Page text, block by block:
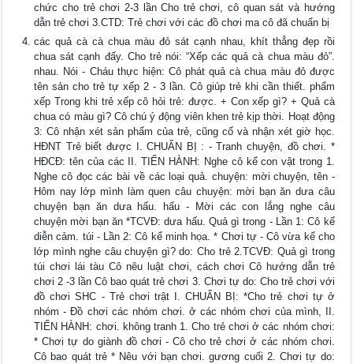
chức cho trẻ chơi 2-3 lần Cho trẻ chơi, cô quan sát và hướng
dẫn trẻ chơi 3.CTD: Trẻ chơi với các đồ chơi ma cô đã chuẩn bị
các quả cà cà chua màu đỏ sát cạnh nhau, khít thẳng đẹp rồi
chua sát cạnh đấy. Cho trẻ nói: “Xếp các quả cà chua màu đỏ”.
nhau. Nói - Cháu thực hiện: Cô phát quả cà chua màu đỏ được
tên sản cho trẻ tự xếp 2 - 3 lần. Cô giúp trẻ khi cần thiết. phẩm
xếp Trong khi trẻ xếp cô hỏi trẻ: được. + Con xếp gì? + Quả cà
chua có màu gì? Cô chú ý động viên khen trẻ kịp thời. Hoạt động
3: Cô nhận xét sản phẩm của trẻ, cũng cố và nhận xét giờ học.
HĐNT Trẻ biết được I. CHUẨN BỊ : - Tranh chuyện, đồ chơi. *
HĐCĐ: tên của các II. TIẾN HÀNH: Nghe cô kể con vật trong 1.
Nghe cô đọc các bài về các loại quả. chuyện: mời chuyện, tên -
Hôm nay lớp mình làm quen câu chuyện: mời bạn ăn dưa câu
chuyện bạn ăn dưa hấu. hấu - Mời các con lắng nghe câu
chuyện mời bạn ăn *TCVĐ: dưa hấu. Quả gì trong - Lần 1: Cô kể
diễn cảm. túi - Lần 2: Cô kể minh họa. * Chơi tự - Cô vừa kể cho
lớp mình nghe câu chuyện gì? do: Cho trẻ 2.TCVĐ: Quả gì trong
túi chơi lái tàu Cô nêu luật chơi, cách chơi Cô hướng dẫn trẻ
chơi 2 -3 lần Cô bao quát trẻ chơi 3. Chơi tự do: Cho trẻ chơi với
đồ chơi SHC - Trẻ chơi trật I. CHUẨN BỊ: *Cho trẻ chơi tự ở
nhóm - Đồ chơi các nhóm chơi. ở các nhóm chơi của mình, II.
TIẾN HÀNH: chơi. không tranh 1. Cho trẻ chơi ở các nhóm chơi:
* Chơi tự do giành đồ chơi - Cô cho trẻ chơi ở các nhóm chơi.
Cô bao quát trẻ * Nêu với bạn chơi. gương cuối 2. Chơi tự do: